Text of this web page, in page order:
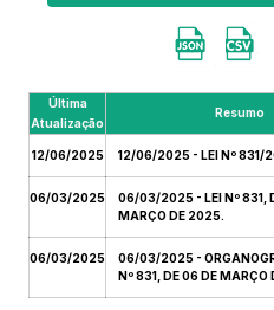
Última
Atualização
Resumo
12/06/2025 12/06/2025 - LEI Nº 831/
06/03/2025
06/03/2025 - LEI Nº 831,
MARÇO DE 2025.
06/03/2025
06/03/2025 -
Nº 831, DE 06 DE MARÇO